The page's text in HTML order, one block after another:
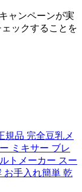
ャンペーンが実
ックすることを
規品 完全豆乳メ
ミキサー ブレ
トメーカー スー
お手入れ簡単 乾